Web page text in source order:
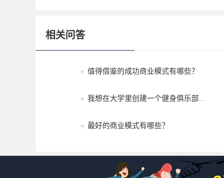
相关问答
● 值得借鉴的成功商业模式有哪些？
● 我想在大学里创建一个健身俱乐部，该用什么商业模式运行呀？
● 最好的商业模式有哪些？
Copyright © 2026 浙江投融界科技有